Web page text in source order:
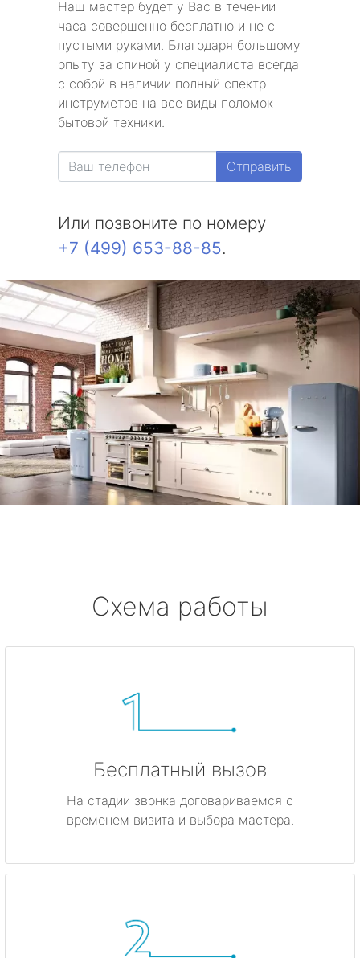
Наш мастер будет у Вас в течении
часа совершенно бесплатно и не с
пустыми руками. Благодаря большому
опыту за спиной у специалиста всегда
с собой в наличии полный спектр
инструметов на все виды поломок
бытовой техники.
Отправить
Или позвоните по номеру
+7 (499) 653-88-85.
Схема работы
Бесплатный вызов
На стадии звонка договариваемся с
временем визита и выбора мастера.